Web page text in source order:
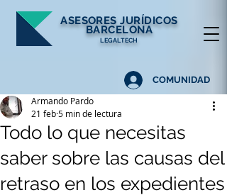
ASESORESJURÍDICOS
BARCELONA
LEGALTECH
COMUNIDAD
Todo lo que necesitas
saber sobre las causas del
retraso en los expedientes
Armando Pardo
21 feb5 min de lectura